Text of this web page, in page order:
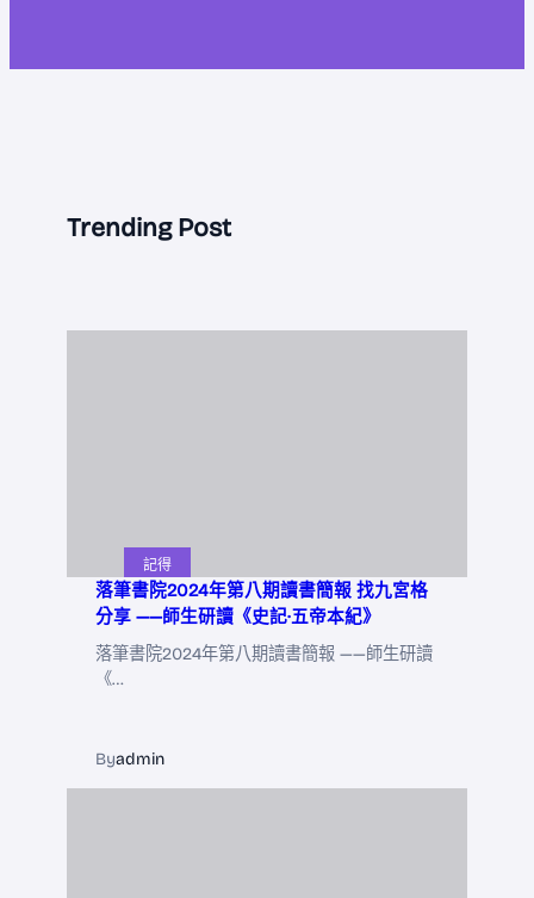
Trending Post
記得
落筆書院2024年第八期讀書簡報 找九宮格
分享 ——師生研讀《史記·五帝本紀》
落筆書院2024年第八期讀書簡報 ——師生研讀
《…
Byadmin